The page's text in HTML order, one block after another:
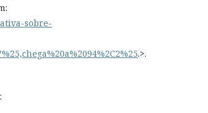
sobre-
.>.